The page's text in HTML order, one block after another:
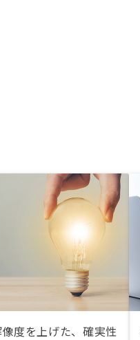
度を上げた、確実性